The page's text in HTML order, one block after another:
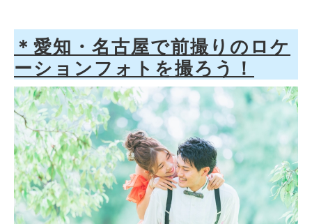
＊愛知・名古屋で前撮りのロケ
ーションフォトを撮ろう！